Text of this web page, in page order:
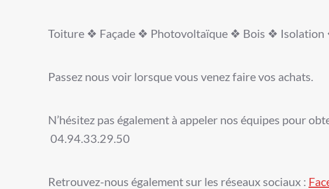
Toiture ❖ Façade ❖ Photovoltaïque ❖ Bois ❖
Passez nous voir lorsque vous venez faire vos achats.
N’hésitez pas également à appeler nos équipes pour
04.94.33.29.50
Retrouvez-nous également sur les réseaux sociaux :